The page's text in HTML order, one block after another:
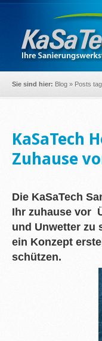
Sie sind hier: Blog » Posts
KaSaTech
Zuhause
Die KaSaTech
Ihr zuhause vor
und Unwetter zu
ein Konzept
schützen.